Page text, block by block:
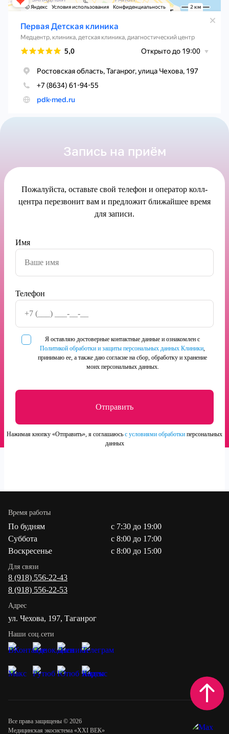
Запись на приём
Пожалуйста, оставьте свой телефон и оператор колл-
центра перезвонит вам и предложит ближайшее время
для записи.
Имя
Телефон
Я оставляю достоверные контактные данные и ознакомлен с
Политикой обработки и защиты персональных данных Клиники,
принимаю ее, а также даю согласие на сбор, обработку и хранение
моих персональных данных.
Нажимая кнопку «Отправить», я соглашаюсь с условиями обработки персональных
данных
Время работы
По будням
с 7:30 до 19:00
Суббота
с 8:00 до 17:00
Воскресенье
c 8:00 до 15:00
Для связи
8 (918) 556-22-43
8 (918) 556-22-53
Адрес
ул. Чехова, 197, Таганрог
Наши соц.сети
Все права защищены © 2026
Медицинская экосистема «XXI ВЕК»